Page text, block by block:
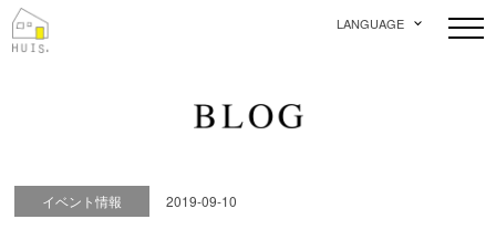
LANGUAGE
イベント情報 2019-09-10